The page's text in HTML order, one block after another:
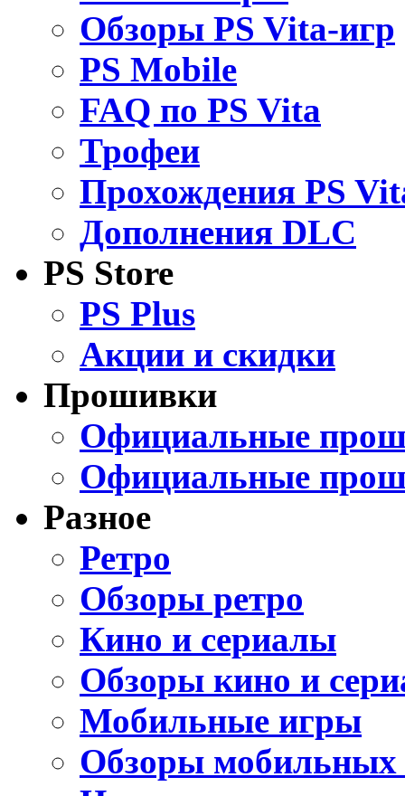
Обзоры PS Vita-игр
PS Mobile
FAQ по PS Vita
Трофеи
Прохождения PS
Дополнения DLC
PS Store
PS Plus
Акции и скидки
Прошивки
Официальные
Официальные
Разное
Ретро
Обзоры ретро
Кино и сериалы
Обзоры кино и
Мобильные игры
Обзоры мобильных